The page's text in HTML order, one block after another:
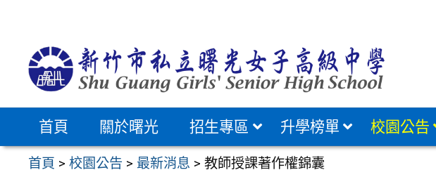
首頁 關於曙光 招生專區 升學榜單 校園公告
首頁 >校園公告 > 最新消息 >教師授課著作權錦囊